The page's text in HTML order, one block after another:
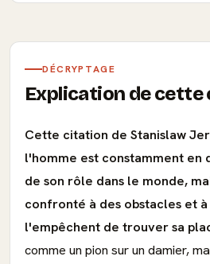
DÉCRYPTAGE
Explication de
Cette citation de Stanislaw
l'homme est constamment en
de son rôle dans le monde,
confronté à des obstacles et à
l'empêchent de trouver sa
comme un pion sur un damier,